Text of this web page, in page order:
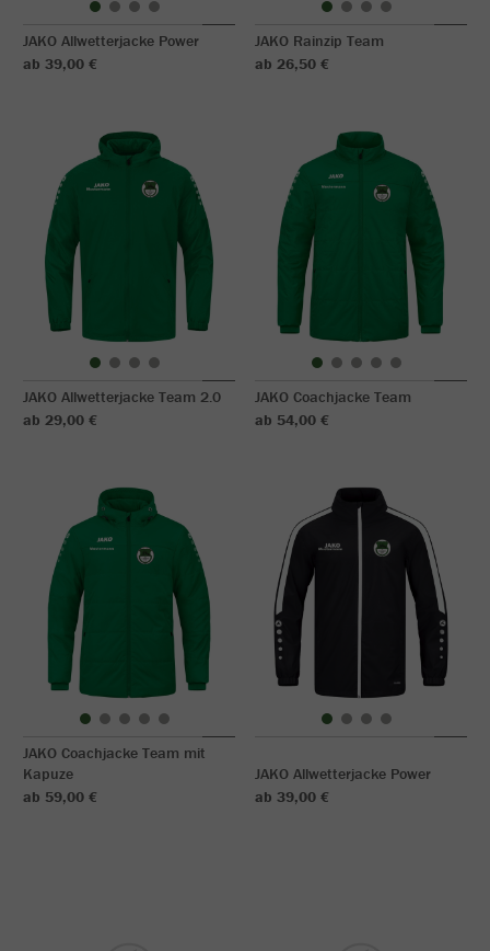
JAKO Allwetterjacke Power
ab 39,00 €
JAKO Rainzip Team
ab 26,50 €
JAKO Allwetterjacke Team 2.0
ab 29,00 €
JAKO Coachjacke Team
ab 54,00 €
JAKO Coachjacke Team mit
Kapuze
ab 59,00 €
JAKO Allwetterjacke Power
ab 39,00 €